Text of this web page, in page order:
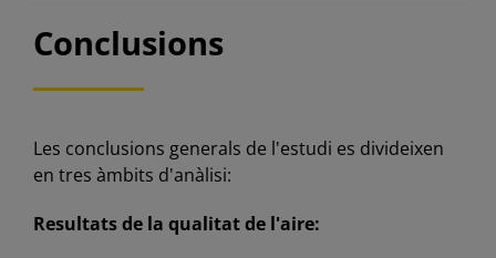
Conclusions
Les conclusions generals de l'estudi es divideixen
en tres àmbits d'anàlisi:
Resultats de la qualitat de l'aire: